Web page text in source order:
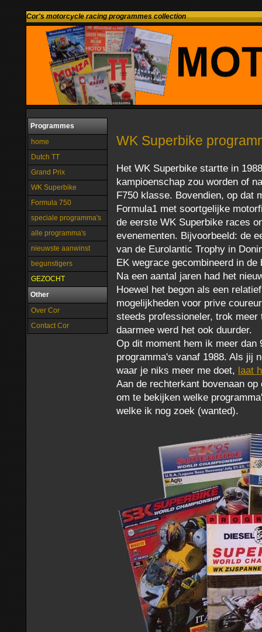
Cor's motorcycle racing programmes collection
Programmes
home
Dutch TT
Grand Prix
WK Superbike
Formula 750
speciale programma's
alle programma's
nieuwste aanwinst
begunstigers
GEZOCHT
Other
Over Cor
Contact Cor
WK Superbike
Het WK Superbike startte in
kampioenschap zou worden of
F750 klasse. Bovendien, op dat
Formula1 met soortgelijke
de eerste WK Superbike races
evenementen. Bijvoorbeeld: de
van de Eurolantic Trophy in
EK wegrace gecombineerd in de
Na een aantal jaren had het
Hoewel het begon als een
mogelijkheden voor prive
steeds professioneler, trok
daarmee werd het ook duurder.
Op dit moment hem ik meer dan
programma's vanaf 1988. Als jij
waar je niks meer me doet, laat
Aan de rechterkant bovenaan
om te bekijken welke
welke ik nog zoek (wanted).